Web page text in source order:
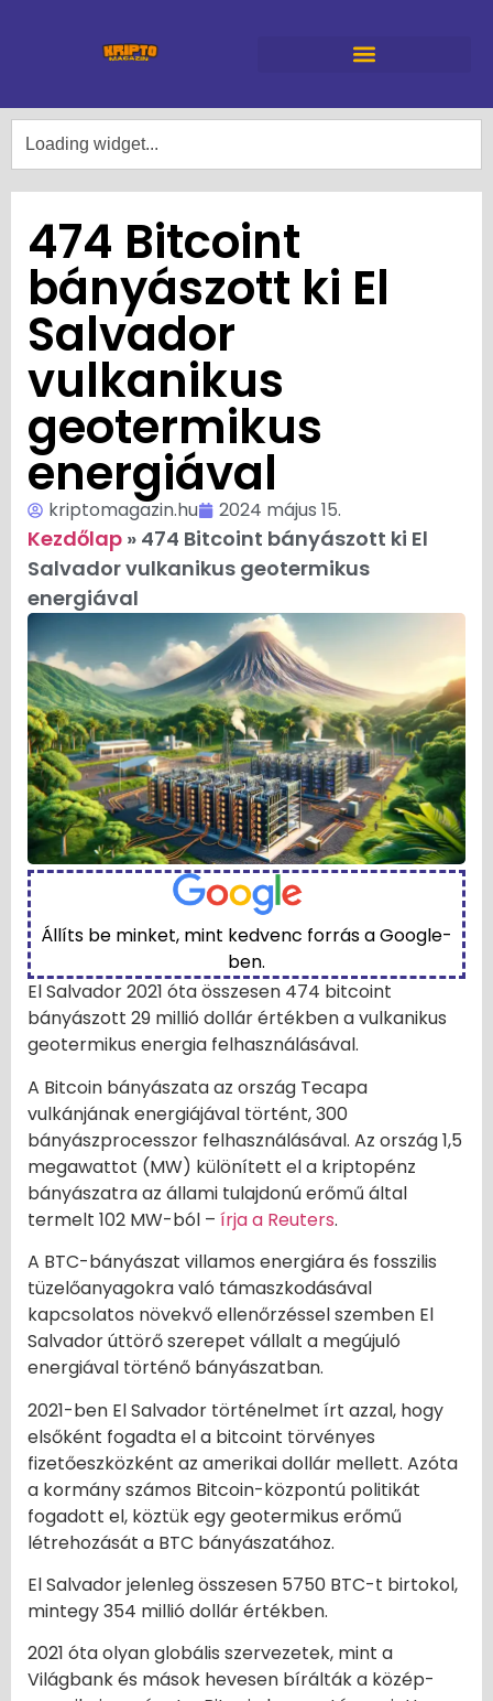
474 Bitcoint
bányászott ki El
Salvador
vulkanikus
geotermikus
energiával
kriptomagazin.hu 2024 május 15.
Kezdőlap » 474 Bitcoint bányászott ki El
Salvador vulkanikus geotermikus
energiával
Állíts be minket, mint kedvenc forrás a Google-
ben.
El Salvador 2021 óta összesen 474 bitcoint
bányászott 29 millió dollár értékben a vulkanikus
geotermikus energia felhasználásával.
A Bitcoin bányászata az ország Tecapa
vulkánjának energiájával történt, 300
bányászprocesszor felhasználásával. Az ország 1,5
megawattot (MW) különített el a kriptopénz
bányászatra az állami tulajdonú erőmű által
termelt 102 MW-ból – írja a Reuters.
A BTC-bányászat villamos energiára és fosszilis
tüzelőanyagokra való támaszkodásával
kapcsolatos növekvő ellenőrzéssel szemben El
Salvador úttörő szerepet vállalt a megújuló
energiával történő bányászatban.
2021-ben El Salvador történelmet írt azzal, hogy
elsőként fogadta el a bitcoint törvényes
fizetőeszközként az amerikai dollár mellett. Azóta
a kormány számos Bitcoin-központú politikát
fogadott el, köztük egy geotermikus erőmű
létrehozását a BTC bányászatához.
El Salvador jelenleg összesen 5750 BTC-t birtokol,
mintegy 354 millió dollár értékben.
2021 óta olyan globális szervezetek, mint a
Világbank és mások hevesen bírálták a közép-